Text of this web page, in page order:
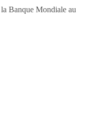
Banque Mondiale au